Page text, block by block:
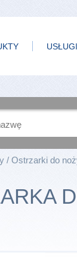
Ostrzarki do